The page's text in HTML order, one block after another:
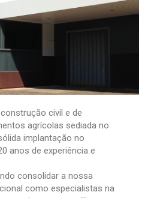
civil e de
agrícolas sediada no
implantação no
anos de experiência e
consolidar a nossa
como especialistas na